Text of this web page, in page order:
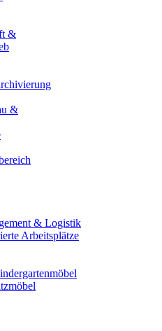
&
&
& Logistik
Arbeitsplätze